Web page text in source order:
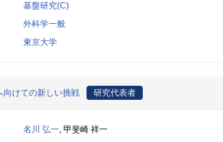
基盤研究(C)
外科学一般
東京大学
向けての新しい挑戦 研究代表者
名川 弘一, 甲斐崎 祥一